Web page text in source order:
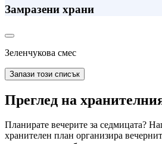
Замразени храни
Зеленчукова смес
Запази този списък
Преглед на
Планирате вечерите за седмицата?
хранителен план организира